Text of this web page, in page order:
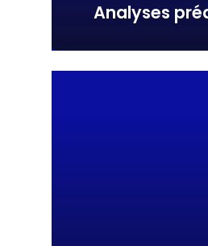
Analyses